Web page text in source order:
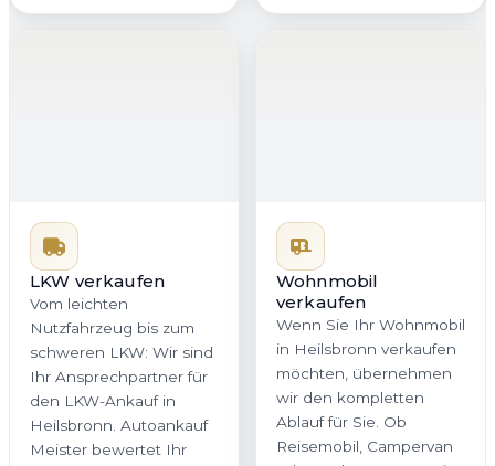
den LKW-Ankauf in
Heilsbronn. Autoankauf
Meister bewertet Ihr
Fahrzeug marktgerecht
und organisiert die
Abholung in Bayern
zuverlässig und
transparent. So
verkaufen Sie Ihren LKW
ohne unnötigen
möchten, übernehmen
wir den kompletten
Ablauf für Sie. Ob
Reisemobil, Campervan
oder Wohnwagen – wir
berücksichtigen
Ausstattung, Zustand
und Marktwert sorgfältig.
Auch in Bayern
profitieren Sie von einer